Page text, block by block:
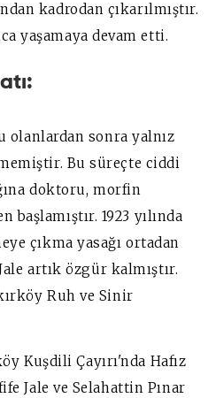
kadrodan çıkarılmıştır.
yaşamaya devam etti.
olanlardan sonra yalnız
Bu süreçte ciddi
doktoru, morfin
1923 yılında
çıkma yasağı ortadan
artık özgür kalmıştır.
Ruh ve Sinir
Kuşdili Çayırı'nda Hafız
Jale ve Selahattin Pınar